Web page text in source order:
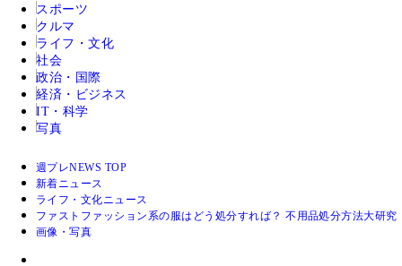
スポーツ
クルマ
ライフ・文化
社会
政治・国際
経済・ビジネス
IT・科学
写真
週プレNEWS TOP
新着ニュース
ライフ・文化ニュース
ファストファッション系の服はどう処分すれば？ 不用品処分方法大研究
画像・写真